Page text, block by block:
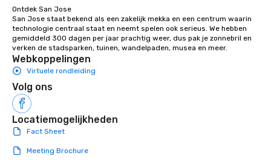
Ontdek San Jose
San Jose staat bekend als een zakelijk mekka en een centrum waarin
technologie centraal staat en neemt spelen ook serieus. We hebben
gemiddeld 300 dagen per jaar prachtig weer, dus pak je zonnebril en
verken de stadsparken, tuinen, wandelpaden, musea en meer.
Webkoppelingen
Virtuele rondleiding
Volg ons
Locatiemogelijkheden
Fact Sheet
Meeting Brochure